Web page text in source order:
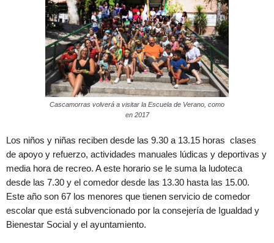
Cascamorras volverá a visitar la Escuela de Verano, como
en 2017
Los niños y niñas reciben desde las 9.30 a 13.15 horas clases
de apoyo y refuerzo, actividades manuales lúdicas y deportivas y
media hora de recreo. A este horario se le suma la ludoteca
desde las 7.30 y el comedor desde las 13.30 hasta las 15.00.
Este año son 67 los menores que tienen servicio de comedor
escolar que está subvencionado por la consejería de Igualdad y
Bienestar Social y el ayuntamiento.